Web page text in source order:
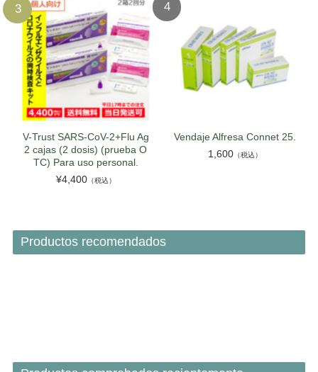
V-Trust SARS-CoV-2+Flu Ag
2 cajas (2 dosis) (prueba O
TC) Para uso personal.
¥4,400（税込）
Vendaje Alfresa Connet 25.
1,600 （税込）
Productos recomendados